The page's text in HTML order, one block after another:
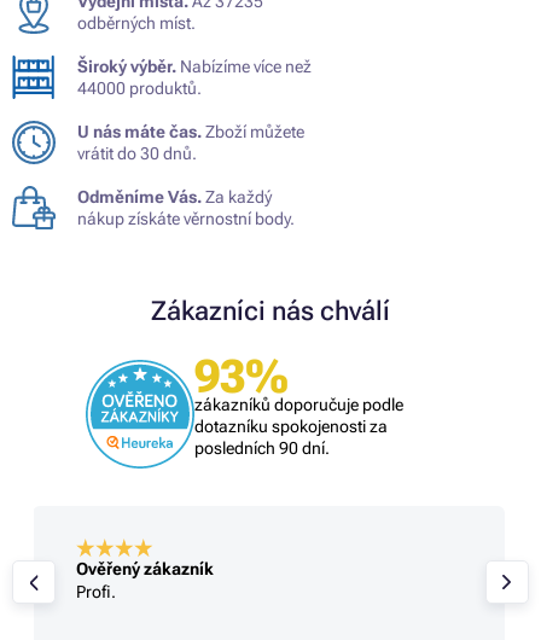
odběrných míst.
Široký výběr. Nabízíme více než
44000 produktů.
U nás máte čas.Zboží můžete
vrátit do 30 dnů.
Odměníme Vás.Za každý
nákup získáte věrnostní body.
Zákazníci nás chválí
93%
zákazníků doporučuje podle
dotazníku spokojenosti za
posledních 90 dní.
Ověřený zákazník
Profi.